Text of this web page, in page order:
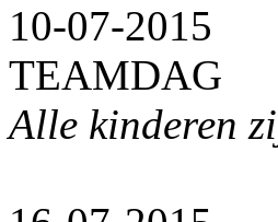
10-07-2015
TEAMDAG
Alle kinderen